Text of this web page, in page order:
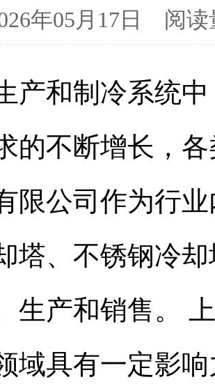
年05月17日 阅
产和制冷系统
的不断增长，
限公司作为行
塔、不锈钢冷
生产和销售。
域具有一定影